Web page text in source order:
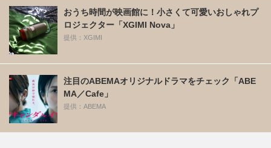
おうち時間が映画館に！小さくて可愛いおしゃれプ
ロジェクター「XGIMI Nova」
提供：XGIMI
注目のABEMAオリジナルドラマをチェック「ABE
MA／Cafe」
提供：ABEMA